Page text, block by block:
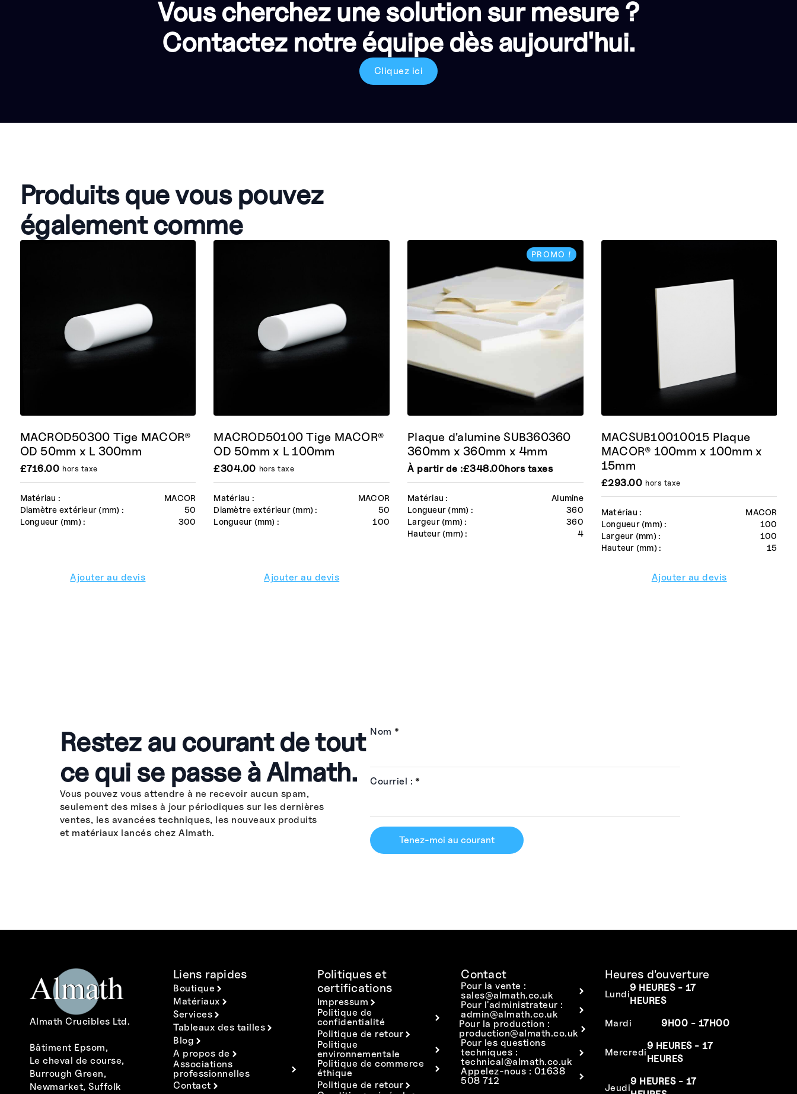
Vous cherchez une solution sur mesure ?
Contactez notre équipe dès aujourd'hui.
Cliquez ici
Produits que vous pouvez
également comme
Matériau :
MACOR
Diamètre extérieur (mm) :
50
Longueur (mm) :
300
MACROD50300 Tige MACOR®
OD 50mm x L 300mm
£716.00 hors taxe
Ajouter au devis
Matériau :
MACOR
Diamètre extérieur (mm) :
50
Longueur (mm) :
100
MACROD50100 Tige MACOR®
OD 50mm x L 100mm
£304.00 hors taxe
Ajouter au devis
PROMO !
Matériau :
Alumine
Longueur (mm) :
360
Largeur (mm) :
360
Hauteur (mm) :
4
Plaque d'alumine SUB360360
360mm x 360mm x 4mm
À partir de :£348.00hors taxes
Matériau :
MACOR
Longueur (mm) :
100
Largeur (mm) :
100
Hauteur (mm) :
15
MACSUB10010015 Plaque
MACOR® 100mm x 100mm x
15mm
£293.00 hors taxe
Ajouter au devis
Restez au courant de tout
ce qui se passe à Almath.
Vous pouvez vous attendre à ne recevoir aucun spam,
seulement des mises à jour périodiques sur les dernières
ventes, les avancées techniques, les nouveaux produits
et matériaux lancés chez Almath.
Nom *
Courriel : *
Tenez-moi au courant
Almath Crucibles Ltd.
Bâtiment Epsom,
Le cheval de course,
Burrough Green,
Newmarket, Suffolk
Liens rapides
Boutique
Matériaux
Services
Tableaux des tailles
Blog
A propos de
Associations
professionnelles
Contact
Politiques et
certifications
Impressum
Politique de
confidentialité
Politique de retour
Politique
environnementale
Politique de commerce
éthique
Politique de retour
Contact
Pour la vente :
sales@almath.co.uk
Pour l'administrateur :
admin@almath.co.uk
Pour la production :
production@almath.co.uk
Pour les questions
techniques :
technical@almath.co.uk
Appelez-nous : 01638
508 712
Heures d'ouverture
Lundi
9 HEURES - 17
HEURES
Mardi
9H00 - 17H00
Mercredi
9 HEURES - 17
HEURES
Jeudi
9 HEURES - 17